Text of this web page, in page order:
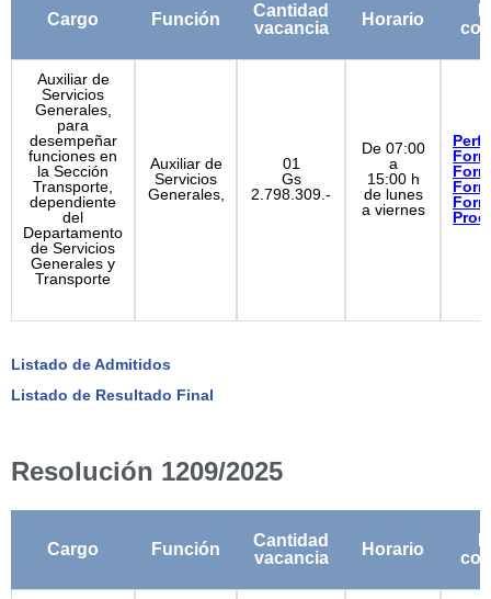
Cargo Función
Cantidad
vacancia
Horario
Auxiliar de
Servicios
Generales,
para
desempeñar
funciones en
la Sección
Transporte,
dependiente
del
Departamento
de Servicios
Generales y
Transporte
Auxiliar de
Servicios
Generales,
01
Gs
2.798.309.-
De 07:00
a
15:00 h
de lunes
a viernes
Perfil
Listado de Admitidos
Listado de Resultado Final
Resolución 1209/2025
Cargo Función
Cantidad
vacancia
Horario